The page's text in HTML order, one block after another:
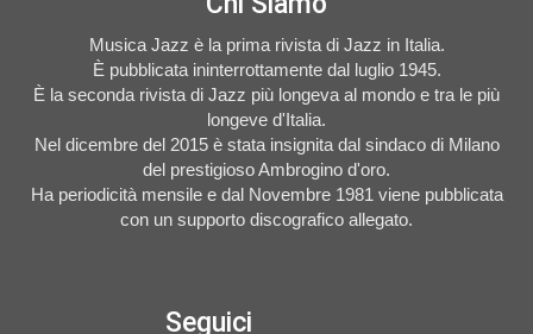
Musica Jazz è la prima rivista di Jazz in Italia.
È pubblicata ininterrottamente dal luglio 1945.
È la seconda rivista di Jazz più longeva al mondo e tra le più
longeve d'Italia.
Nel dicembre del 2015 è stata insignita dal sindaco di Milano
del prestigioso Ambrogino d'oro.
Ha periodicità mensile e dal Novembre 1981 viene pubblicata
con un supporto discografico allegato.
Seguici